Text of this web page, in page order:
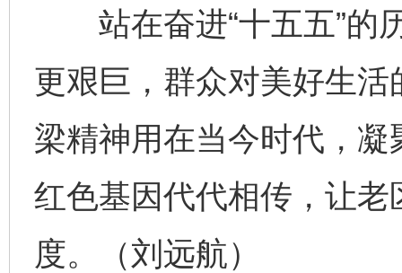
站在奋进“十五五”的
更艰巨，群众对美好生
梁精神用在当今时代，
红色基因代代相传，让
度。（刘远航）